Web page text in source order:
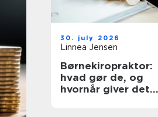
30. july 2026
Linnea Jensen
Børnekiropraktor:
hvad gør de, og
hvornår giver det